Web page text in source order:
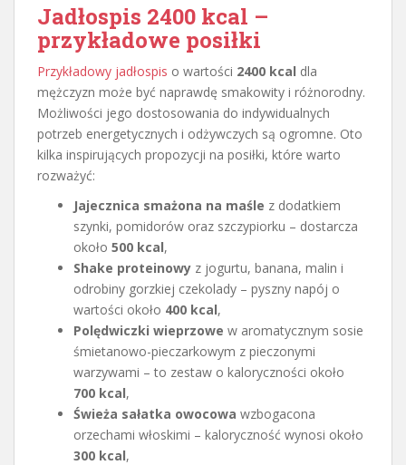
Jadłospis 2400 kcal –
przykładowe posiłki
Przykładowy jadłospis o wartości 2400 kcal dla
mężczyzn może być naprawdę smakowity i różnorodny.
Możliwości jego dostosowania do indywidualnych
potrzeb energetycznych i odżywczych są ogromne. Oto
kilka inspirujących propozycji na posiłki, które warto
rozważyć:
Jajecznica smażona na maśle z dodatkiem
szynki, pomidorów oraz szczypiorku – dostarcza
około 500 kcal,
Shake proteinowy z jogurtu, banana, malin i
odrobiny gorzkiej czekolady – pyszny napój o
wartości około 400 kcal,
Polędwiczki wieprzowe w aromatycznym sosie
śmietanowo-pieczarkowym z pieczonymi
warzywami – to zestaw o kaloryczności około
700 kcal,
Świeża sałatka owocowa wzbogacona
orzechami włoskimi – kaloryczność wynosi około
300 kcal,